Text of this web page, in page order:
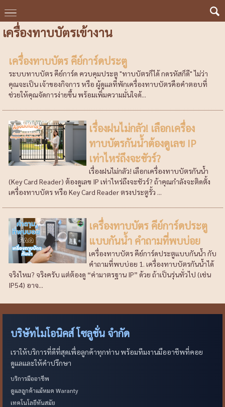
เครื่องทาบบัตรเข้างาน
เครื่องทาบบัตร คีย์การ์ดประตู
ระบบทาบบัตร คีย์การ์ด ควบคุมประตู "ทาบบัตรก็ได้ กดรหัสก็ดี" ไม่ว่า
คุณจะเป็น เจ้าของกิจการ หรือ ผู้ดูแลที่พักเครื่องทาบบัตรคือคำตอบที่
ช่วยให้คุณจัดการง่ายขึ้น พร้อมเพิ่มความมั่นใจด้...
เรื่องฝนไม่กลัว! เลือกเครื่อง
ทาบบัตรกันน้ำต้องดูเลข IP
เท่าไหร่ถึงจะชัวร์?
เรื่องฝนไม่กลัว! เลือกเครื่องทาบบัตรกันน้ำ
(Key Card Reader) ต้องดูเลข IP เท่าไหร่ถึงจะชัวร์? ถ้าคุณกำลังจะติดตั้ง
เครื่องทาบบัตร หรือ Key Card Reader ตรงประตูรั้ว ...
เครื่องทาบบัตร คีย์การ์ดประตู
แบบกันน้ำ คำถามที่พบบ่อย
เครื่องทาบบัตร คีย์การ์ดประตูแบบกันน้ำ กับ
คำถามที่พบบ่อย 1. เครื่องทาบบัตรกันน้ำได้
จริงไหม? จริงครับ แต่ต้องดู “ค่ามาตรฐาน IP” ด้วย ถ้าเป็นรุ่นทั่วไป (เช่น
IP54) อาจ...
บริษัทไมโอนิคส์ โซลูชั่น จำกัด
เราให้บริการที่ดีที่สุดเพื่อลูกค้าทุกท่าน พร้อมทีมงานมืออาชีพที่คอย
ดูแลและให้คำปรึกษา
บริการมืออาชีพ
ดูแลลูกค้าแม้หมด Waranty
เทคโนโลยีทันสมัย